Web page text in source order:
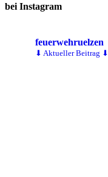
bei Instagram
feuerwehruelzen
⬇ Aktueller Beitrag ⬇